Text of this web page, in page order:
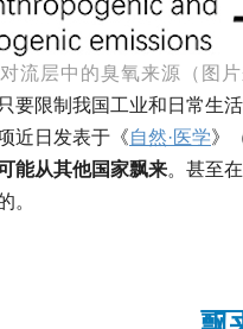
对流层中的臭氧来源（图
要限制我国工业和日常生
近日发表于《自然·医学》
能从其他国家飘来。甚至
。